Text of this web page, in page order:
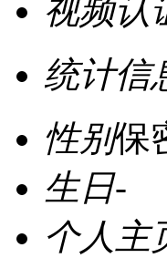
视频认
统计信
性别保
生日-
个人主